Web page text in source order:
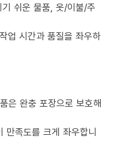
쉬운 물품, 옷/이불/주
업 시간과 품질을 좌우하
은 완충 포장으로 보호해
만족도를 크게 좌우합니